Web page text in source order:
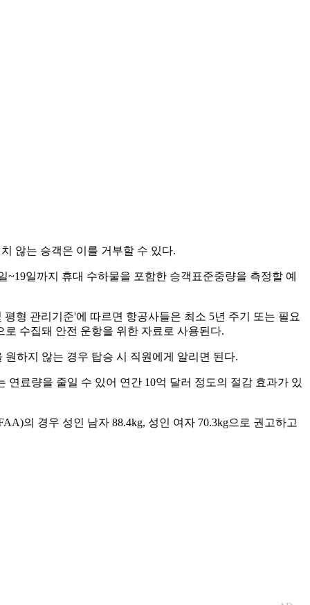
않는 승객은 이를 거부할 수 있다.
일까지 휴대 수하물을 포함한 승객표준중량을 측정할 예
형 관리기준'에 따르면 항공사들은 최소 5년 주기 또는 필요
수집돼 안전 운항을 위한 자료로 사용된다.
하지 않는 경우 탑승 시 직원에게 알리면 된다.
료량을 줄일 수 있어 연간 10억 달러 정도의 절감 효과가 있
의 경우 성인 남자 88.4kg, 성인 여자 70.3kg으로 권고하고